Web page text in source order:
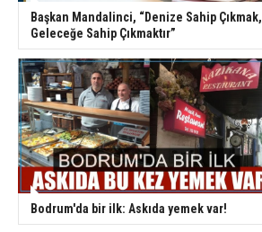
Başkan Mandalinci, “Denize Sahip Çıkmak,
Geleceğe Sahip Çıkmaktır”
Bodrum'da bir ilk: Askıda yemek var!